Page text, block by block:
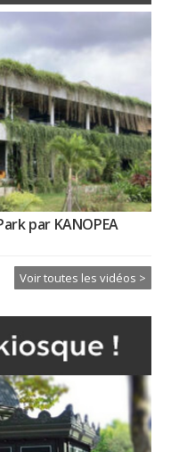
par KANOPEA
Voir toutes les vidéos >